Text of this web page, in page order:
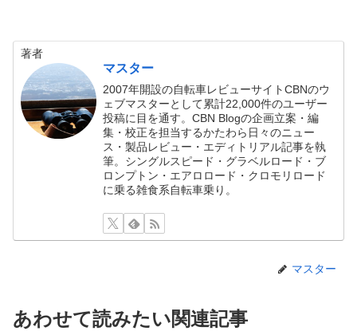
著者
マスター
2007年開設の自転車レビューサイトCBNのウ
ェブマスターとして累計22,000件のユーザー
投稿に目を通す。CBN Blogの企画立案・編
集・校正を担当するかたわら日々のニュー
ス・製品レビュー・エディトリアル記事を執
筆。シングルスピード・グラベルロード・ブ
ロンプトン・エアロロード・クロモリロード
に乗る雑食系自転車乗り。
マスター
あわせて読みたい関連記事